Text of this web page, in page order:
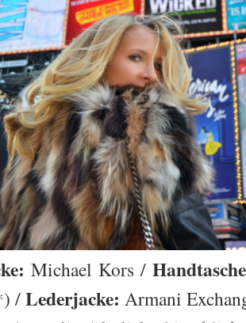
Michael Kors / Handtasche
) /Lederjacke: Armani